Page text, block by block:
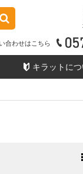
合わせはこちら
キラットに